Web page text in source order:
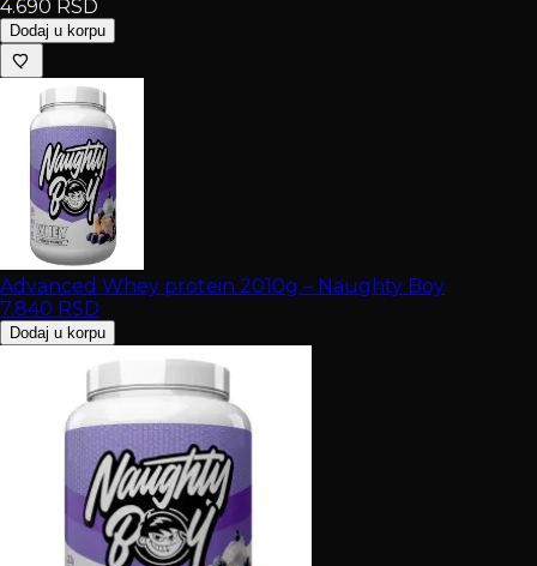
4.690 RSD
Dodaj u korpu
Advanced Whey protein 2010g – Naughty Boy
7.840 RSD
Dodaj u korpu